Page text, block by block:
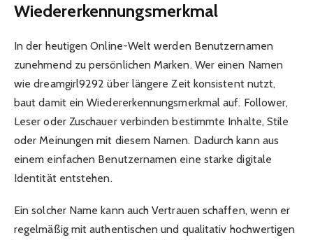
Wiedererkennungsmerkmal
In der heutigen Online-Welt werden Benutzernamen
zunehmend zu persönlichen Marken. Wer einen Namen
wie dreamgirl9292 über längere Zeit konsistent nutzt,
baut damit ein Wiedererkennungsmerkmal auf. Follower,
Leser oder Zuschauer verbinden bestimmte Inhalte, Stile
oder Meinungen mit diesem Namen. Dadurch kann aus
einem einfachen Benutzernamen eine starke digitale
Identität entstehen.
Ein solcher Name kann auch Vertrauen schaffen, wenn er
regelmäßig mit authentischen und qualitativ hochwertigen